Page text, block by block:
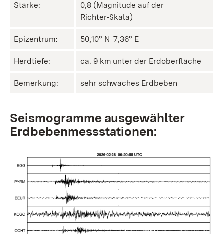
Stärke:
0,8 (Magnitude auf der
Richter‑Skala)
Epizentrum: 50,10° N ㅤ 7,36° E
Herdtiefe: ca. 9 km unter der Erdoberfläche
Bemerkung: sehr schwaches Erdbeben
Seismogramme ausgewählter
Erdbebenmessstationen: